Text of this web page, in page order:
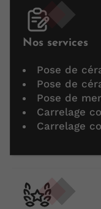
Nos services
Pose de
Pose de
Pose de
Carrelage
Carrelage